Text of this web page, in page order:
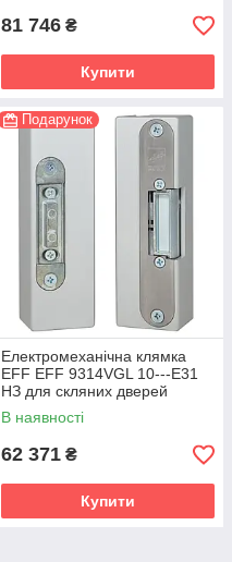
81 746 ₴
Купити
Подарунок
Електромеханічна клямка
EFF EFF 9314VGL 10---E31
НЗ для скляних дверей
В наявності
62 371 ₴
Купити